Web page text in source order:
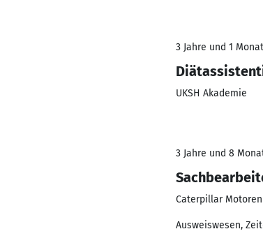
3 Jahre und 1
UKSH Akademie
3 Jahre und 8
Caterpillar Motoren
Ausweiswesen,